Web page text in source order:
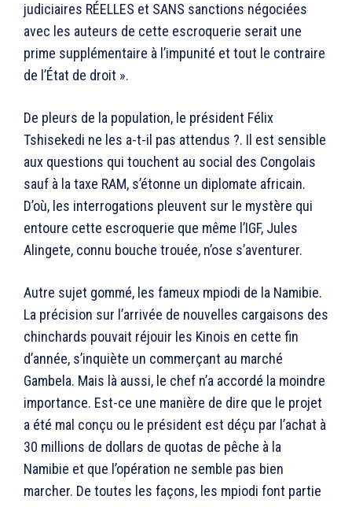
judiciaires RÉELLES et SANS sanctions négociées
avec les auteurs de cette escroquerie serait une
prime supplémentaire à l’impunité et tout le contraire
de l’État de droit ».
De pleurs de la population, le président Félix
Tshisekedi ne les a-t-il pas attendus ?. Il est sensible
aux questions qui touchent au social des Congolais
sauf à la taxe RAM, s’étonne un diplomate africain.
D’où, les interrogations pleuvent sur le mystère qui
entoure cette escroquerie que même l’IGF, Jules
Alingete, connu bouche trouée, n’ose s’aventurer.
Autre sujet gommé, les fameux mpiodi de la Namibie.
La précision sur l’arrivée de nouvelles cargaisons des
chinchards pouvait réjouir les Kinois en cette fin
d’année, s’inquiète un commerçant au marché
Gambela. Mais là aussi, le chef n’a accordé la moindre
importance. Est-ce une manière de dire que le projet
a été mal conçu ou le président est déçu par l’achat à
30 millions de dollars de quotas de pêche à la
Namibie et que l’opération ne semble pas bien
marcher. De toutes les façons, les mpiodi font partie